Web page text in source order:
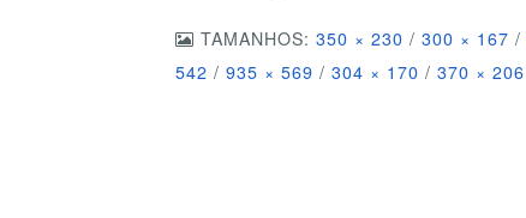
TAMANHOS:350 × 230 / 300 × 167 /
542 / 935 × 569 / 304 × 170 / 370 × 206